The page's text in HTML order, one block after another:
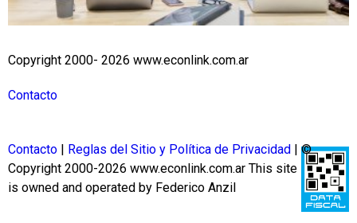
Copyright 2000- 2026 www.econlink.com.ar
Contacto
Contacto | Reglas del Sitio y Política de Privacidad | ©
Copyright 2000-2026 www.econlink.com.ar This site
is owned and operated by Federico Anzil